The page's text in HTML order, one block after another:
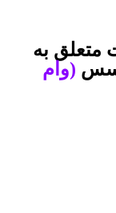
متعلق به
(وام